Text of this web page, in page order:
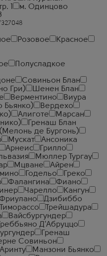
1
м. Одинцово
Розовое
Красное
Полусладкое
Совиньон Блан
Гри)
Шенен Блан
Верментино
Виура
Бьянко)
Вердехо
Алиготе
Марсан
Гренаш Блан
де Бургонь)
Мускат
Ансоника
Арнеис
Грилло
Мюллер Тургау
Мцване
Айрен
Годельо
Греко
Фалангина
Фиано
Чарелло
Кангун
Фриулано
Дзибиббо
Тиморассо
Трейшадура
Вайсбургундер
Треббьяно Д'Абруццо
Гренаш
Совиньон
Аринту
Манзони Бьянко